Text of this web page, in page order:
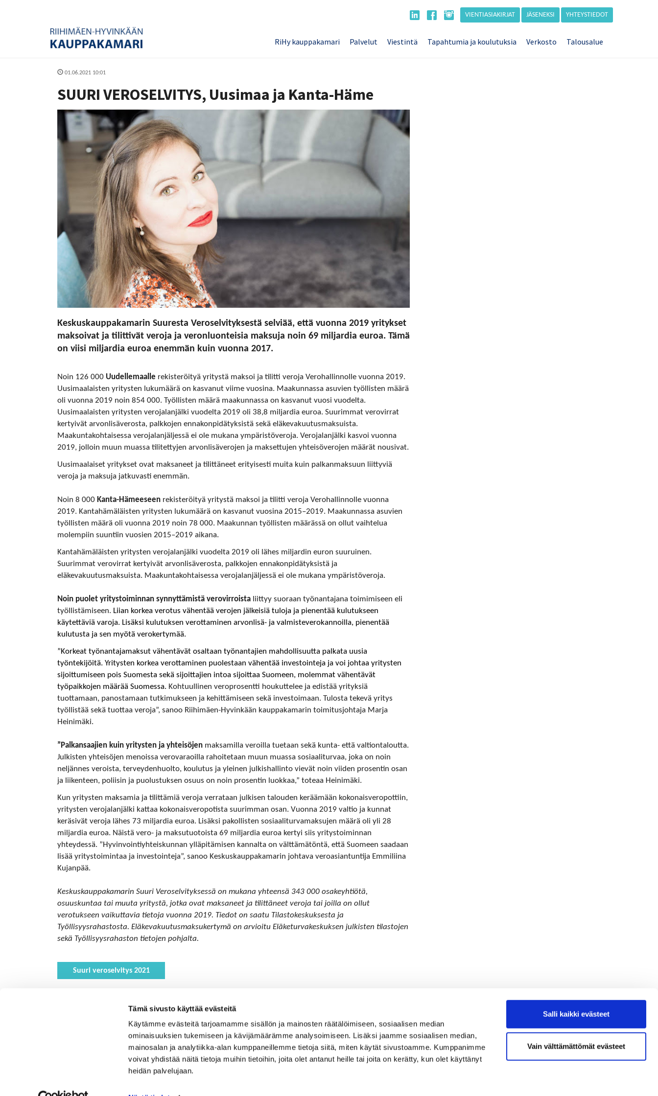
Tämä sivusto käyttää evästeitä
Käytämme evästeitä tarjoamamme sisällön ja mainosten räätälöimiseen, sosiaalisen median
ominaisuuksien tukemiseen ja kävijämäärämme analysoimiseen. Lisäksi jaamme sosiaalisen median,
mainosalan ja analytiikka-alan kumppaneillemme tietoja siitä, miten käytät sivustoamme. Kumppanimme
voivat yhdistää näitä tietoja muihin tietoihin, joita olet antanut heille tai joita on kerätty, kun olet käyttänyt
heidän palvelujaan.
Salli kaikki evästeet
Vain välttämättömät evästeet
VIENTIASIAKIRJAT JÄSENEKSI YHTEYSTIEDOT
RiHy kauppakamari Palvelut Viestintä Tapahtumia ja koulutuksia Verkosto Talousalue
01.06.2021 10:01
SUURI VEROSELVITYS, Uusimaa ja Kanta-Häme
Keskuskauppakamarin Suuresta Veroselvityksestä selviää, että vuonna 2019 yritykset
maksoivat ja tilittivät veroja ja veronluonteisia maksuja noin 69 miljardia euroa. Tämä
on viisi miljardia euroa enemmän kuin vuonna 2017.
Noin 126 000 Uudellemaalle rekisteröityä yritystä maksoi ja tilitti veroja Verohallinnolle vuonna 2019.
Uusimaalaisten yritysten lukumäärä on kasvanut viime vuosina. Maakunnassa asuvien työllisten määrä
oli vuonna 2019 noin 854 000. Työllisten määrä maakunnassa on kasvanut vuosi vuodelta.
Uusimaalaisten yritysten verojalanjälki vuodelta 2019 oli 38,8 miljardia euroa. Suurimmat verovirrat
kertyivät arvonlisäverosta, palkkojen ennakonpidätyksistä sekä eläkevakuutusmaksuista.
Maakuntakohtaisessa verojalanjäljessä ei ole mukana ympäristöveroja. Verojalanjälki kasvoi vuonna
2019, jolloin muun muassa tilitettyjen arvonlisäverojen ja maksettujen yhteisöverojen määrät nousivat.
Uusimaalaiset yritykset ovat maksaneet ja tilittäneet erityisesti muita kuin palkanmaksuun liittyviä
veroja ja maksuja jatkuvasti enemmän.
Noin 8 000 Kanta-Hämeeseen rekisteröityä yritystä maksoi ja tilitti veroja Verohallinnolle vuonna
2019. Kantahämäläisten yritysten lukumäärä on kasvanut vuosina 2015–2019. Maakunnassa asuvien
työllisten määrä oli vuonna 2019 noin 78 000. Maakunnan työllisten määrässä on ollut vaihtelua
molempiin suuntiin vuosien 2015–2019 aikana.
Kantahämäläisten yritysten verojalanjälki vuodelta 2019 oli lähes miljardin euron suuruinen.
Suurimmat verovirrat kertyivät arvonlisäverosta, palkkojen ennakonpidätyksistä ja
eläkevakuutusmaksuista. Maakuntakohtaisessa verojalanjäljessä ei ole mukana ympäristöveroja.
Noin puolet yritystoiminnan synnyttämistä verovirroista liittyy suoraan työnantajana toimimiseen eli
työllistämiseen. Liian korkea verotus vähentää verojen jälkeisiä tuloja ja pienentää kulutukseen
käytettäviä varoja. Lisäksi kulutuksen verottaminen arvonlisä- ja valmisteverokannoilla, pienentää
kulutusta ja sen myötä verokertymää.
”Korkeat työnantajamaksut vähentävät osaltaan työnantajien mahdollisuutta palkata uusia
työntekijöitä. Yritysten korkea verottaminen puolestaan vähentää investointeja ja voi johtaa yritysten
sijoittumiseen pois Suomesta sekä sijoittajien intoa sijoittaa Suomeen, molemmat vähentävät
työpaikkojen määrää Suomessa. Kohtuullinen veroprosentti houkuttelee ja edistää yrityksiä
tuottamaan, panostamaan tutkimukseen ja kehittämiseen sekä investoimaan. Tulosta tekevä yritys
työllistää sekä tuottaa veroja”, sanoo Riihimäen-Hyvinkään kauppakamarin toimitusjohtaja Marja
Heinimäki.
”Palkansaajien kuin yritysten ja yhteisöjen maksamilla veroilla tuetaan sekä kunta- että valtiontaloutta.
Julkisten yhteisöjen menoissa verovaraoilla rahoitetaan muun muassa sosiaaliturvaa, joka on noin
neljännes veroista, terveydenhuolto, koulutus ja yleinen julkishallinto vievät noin viiden prosentin osan
ja liikenteen, poliisin ja puolustuksen osuus on noin prosentin luokkaa,” toteaa Heinimäki.
Kun yritysten maksamia ja tilittämiä veroja verrataan julkisen talouden keräämään kokonaisveropottiin,
yritysten verojalanjälki kattaa kokonaisveropotista suurimman osan. Vuonna 2019 valtio ja kunnat
keräsivät veroja lähes 73 miljardia euroa. Lisäksi pakollisten sosiaaliturvamaksujen määrä oli yli 28
miljardia euroa. Näistä vero- ja maksutuotoista 69 miljardia euroa kertyi siis yritystoiminnan
yhteydessä. ”Hyvinvointiyhteiskunnan ylläpitämisen kannalta on välttämätöntä, että Suomeen saadaan
lisää yritystoimintaa ja investointeja”, sanoo Keskuskauppakamarin johtava veroasiantuntija Emmiliina
Kujanpää.
Keskuskauppakamarin Suuri Veroselvityksessä on mukana yhteensä 343 000 osakeyhtiötä,
osuuskuntaa tai muuta yritystä, jotka ovat maksaneet ja tilittäneet veroja tai joilla on ollut
verotukseen vaikuttavia tietoja vuonna 2019. Tiedot on saatu Tilastokeskuksesta ja
Työllisyysrahastosta. Eläkevakuutusmaksukertymä on arvioitu Eläketurvakeskuksen julkisten tilastojen
sekä Työllisyysrahaston tietojen pohjalta.
Suuri veroselvitys 2021